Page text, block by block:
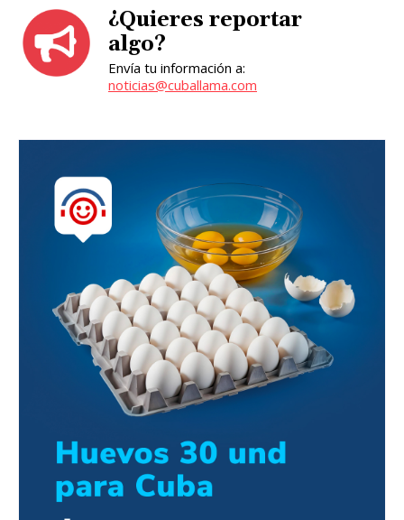
¿Quieres reportar
algo?
Envía tu información a:
noticias@cuballama.com